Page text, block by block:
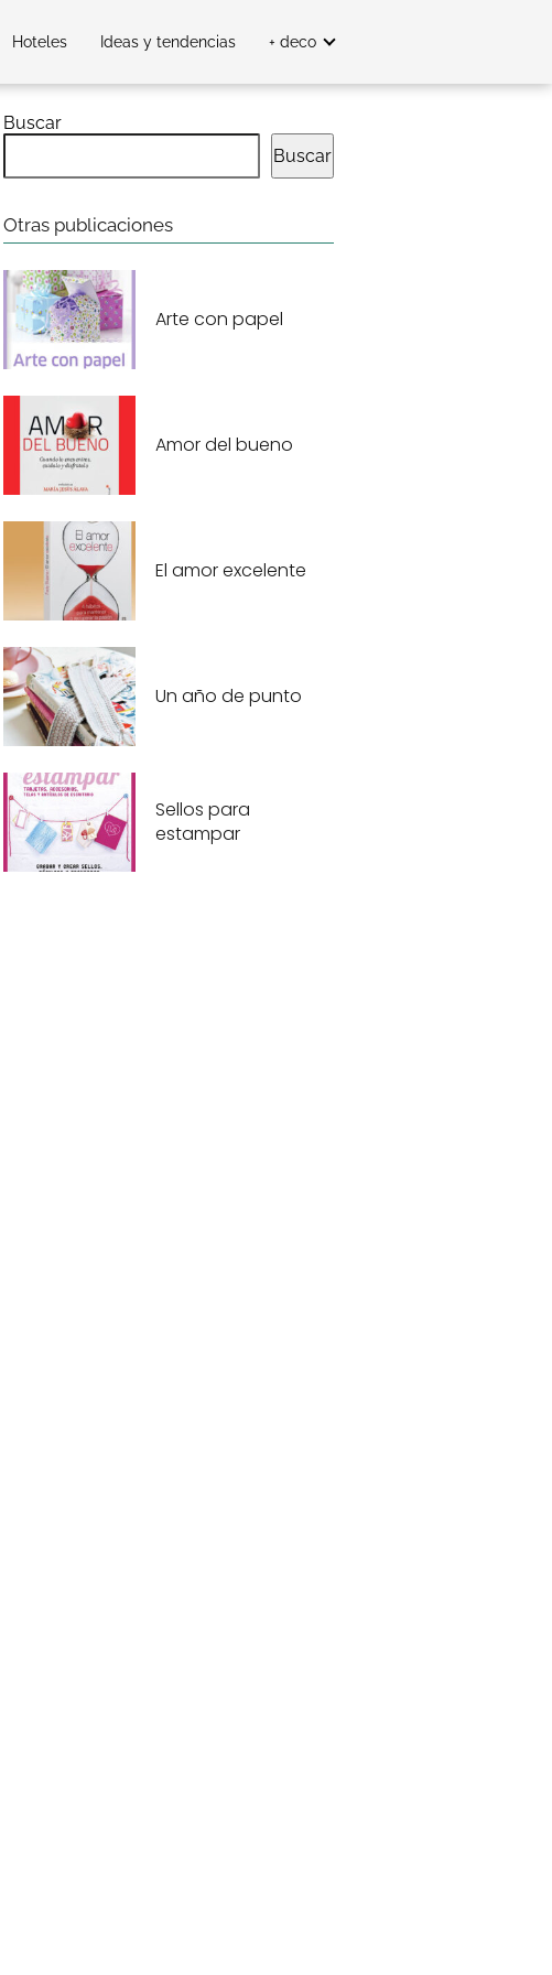
Hoteles Ideas y tendencias + deco
Buscar
Buscar
Otras publicaciones
Arte con papel
Amor del bueno
El amor excelente
Un año de punto
Sellos para
estampar